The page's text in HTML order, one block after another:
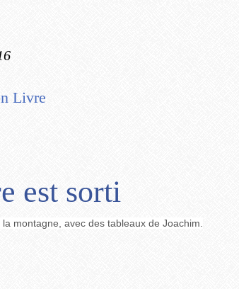
est sorti
montagne, avec des tableaux de Joachim.